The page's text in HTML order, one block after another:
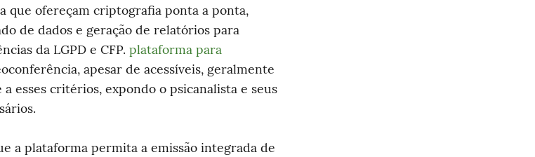
que ofereçam criptografia ponta a ponta,
de dados e geração de relatórios para
da LGPD e CFP. plataforma para
apesar de acessíveis, geralmente
esses critérios, expondo o psicanalista e seus
a plataforma permita a emissão integrada de